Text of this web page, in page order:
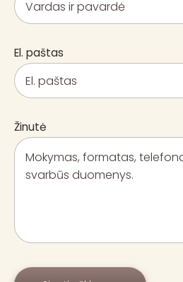
El. paštas
Žinutė